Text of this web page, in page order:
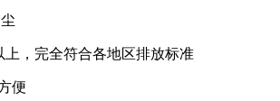
上，完全符合各地区排放标准
便